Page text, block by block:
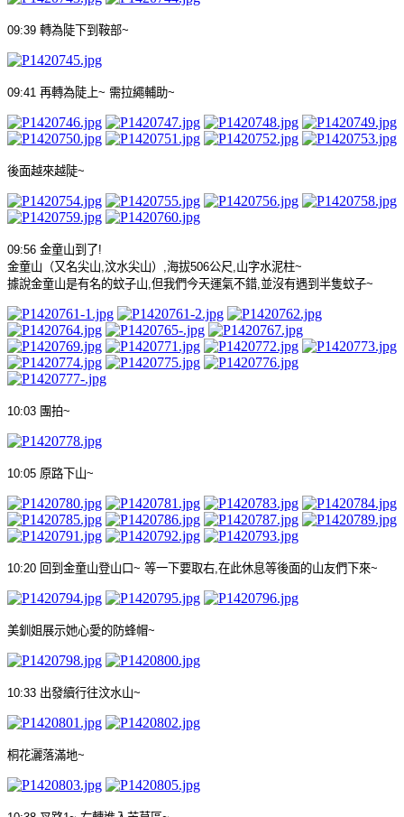
09:39 轉為陡下到鞍部~
09:41 再轉為陡上~ 需拉繩輔助~
後面越來越陡~
09:56 金童山到了!
金童山（又名尖山 汶水尖山） 海拔506公尺 山字水泥柱~
據說金童山是有名的蚊子山 但我們今天運氣不錯 並沒有遇到半隻蚊子~
10:03 團拍~
10:05 原路下山~
10:20 回到金童山登山口~ 等一下要取右 在此休息等後面的山友們下來~
美釧姐展示她心愛的防蜂帽~
10:33 出發續行往汶水山~
桐花灑落滿地~